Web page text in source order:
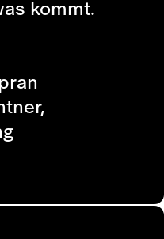
kommt.